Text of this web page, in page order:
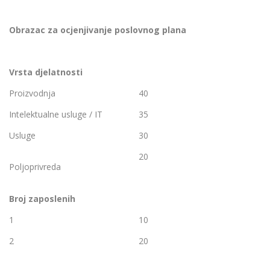
Obrazac za ocjenjivanje poslovnog plana
Vrsta djelatnosti
Proizvodnja
40
Intelektualne usluge / IT
35
Usluge
30
Poljoprivreda
20
Broj zaposlenih
1
10
2
20